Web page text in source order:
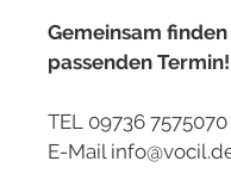
Gemeinsam
passenden Termin!
TEL 09736 7575070
E-Mail